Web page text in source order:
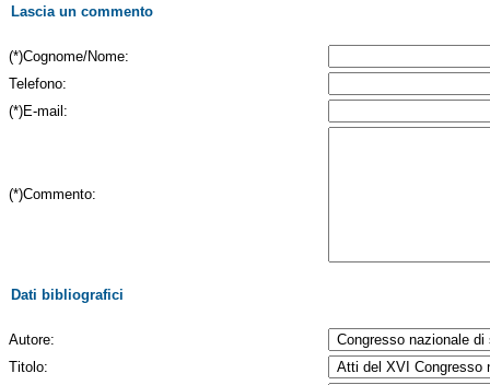
Lascia un commento
(*)Cognome/Nome:
Telefono:
(*)E-mail:
(*)Commento:
Dati bibliografici
Autore:
Titolo: